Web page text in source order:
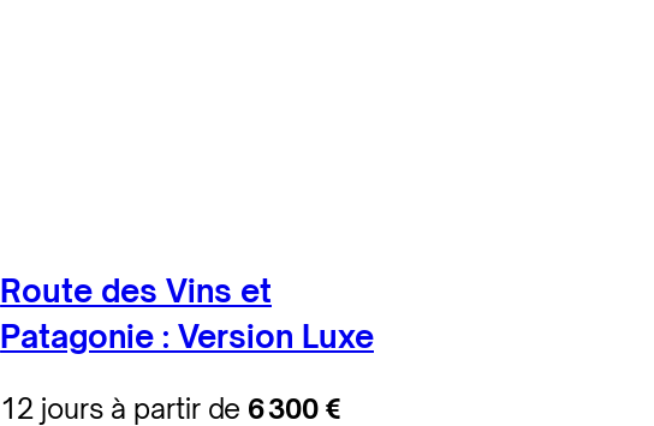
Route des Vins et
Patagonie : Version Luxe
12 jours à partir de 6 300 €